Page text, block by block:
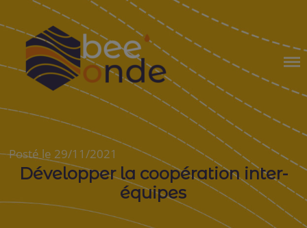
to
content
BEE'ONDE
Posté le 29/11/2021
Développer la coopération inter-
équipes